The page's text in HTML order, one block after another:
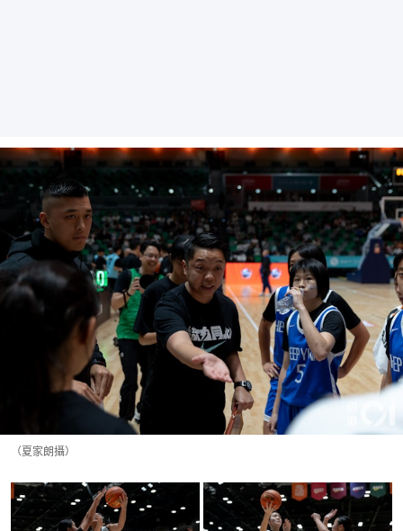
（夏家朗攝）